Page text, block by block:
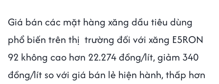
Giá bán các mặt hàng xăng dầu tiêu dùng
phổ biến trên thị trường đối với xăng E5RON
92 không cao hơn 22.274 đồng/lít, giảm 340
đồng/lít so với giá bán lẻ hiện hành, thấp hơn